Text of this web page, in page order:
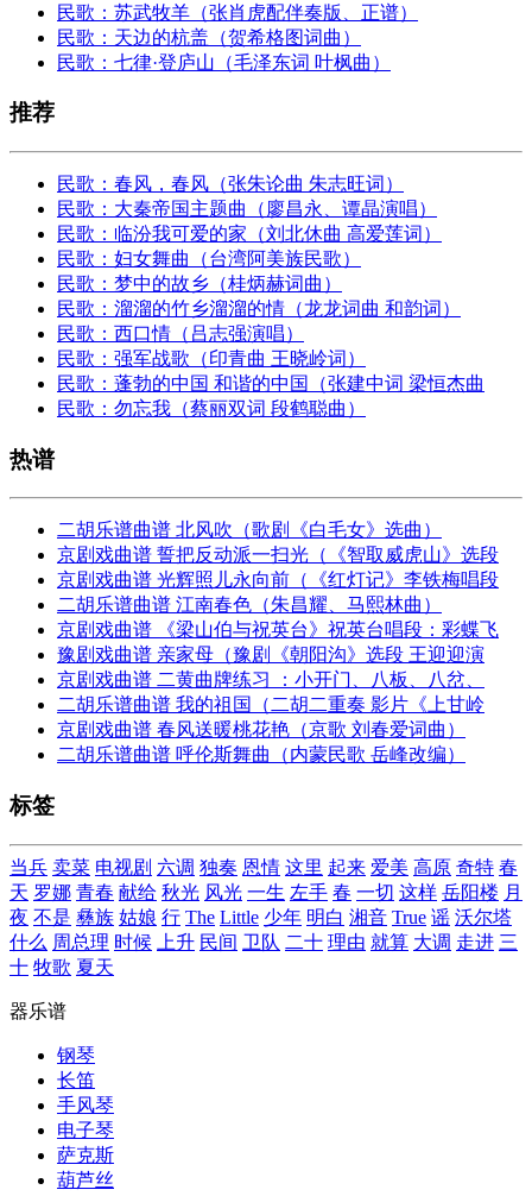
民歌：苏武牧羊（张肖虎配伴奏版、正谱）
民歌：天边的杭盖（贺希格图词曲）
民歌：七律·登庐山（毛泽东词 叶枫曲）
推荐
民歌：春风，春风（张朱论曲 朱志旺词）
民歌：大秦帝国主题曲（廖昌永、谭晶演唱）
民歌：临汾我可爱的家（刘北休曲 高爱莲词）
民歌：妇女舞曲（台湾阿美族民歌）
民歌：梦中的故乡（桂炳赫词曲）
民歌：溜溜的竹乡溜溜的情（龙龙词曲 和韵词）
民歌：西口情（吕志强演唱）
民歌：强军战歌（印青曲 王晓岭词）
民歌：蓬勃的中国 和谐的中国（张建中词 梁恒杰曲
民歌：勿忘我（蔡丽双词 段鹤聪曲）
热谱
二胡乐谱曲谱 北风吹（歌剧《白毛女》选曲）
京剧戏曲谱 誓把反动派一扫光（《智取威虎山》选段
京剧戏曲谱 光辉照儿永向前（《红灯记》李铁梅唱段
二胡乐谱曲谱 江南春色（朱昌耀、马熙林曲）
京剧戏曲谱 《梁山伯与祝英台》祝英台唱段：彩蝶飞
豫剧戏曲谱 亲家母（豫剧《朝阳沟》选段 王迎迎演
京剧戏曲谱 二黄曲牌练习 ：小开门、八板、八岔、
二胡乐谱曲谱 我的祖国（二胡二重奏 影片《上甘岭
京剧戏曲谱 春风送暖桃花艳（京歌 刘春爱词曲）
二胡乐谱曲谱 呼伦斯舞曲（内蒙民歌 岳峰改编）
标签
当兵 卖菜 电视剧 六调 独奏 恩情 这里 起来 爱美 高原 奇特 春
天 罗娜 青春 献给 秋光 风光 一生 左手 春 一切 这样 岳阳楼 月
夜 不是 彝族 姑娘 行 The Little 少年 明白 湘音 True 谣 沃尔塔
什么 周总理 时候 上升 民间 卫队 二十 理由 就算 大调 走进 三
十 牧歌 夏天
器乐谱
钢琴
长笛
手风琴
电子琴
萨克斯
葫芦丝